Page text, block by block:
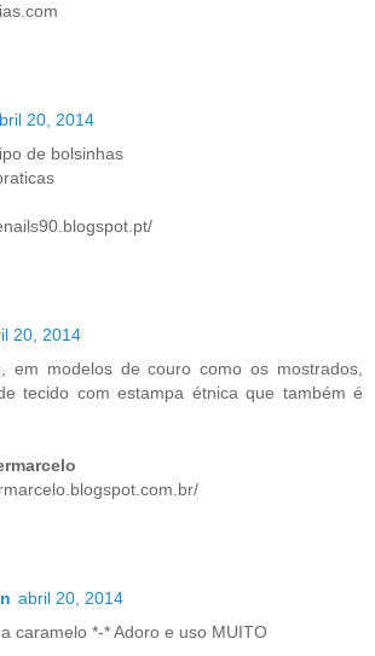
20, 2014
de bolsinhas
20, 2014
em modelos de couro como os mostrados,
tecido com estampa étnica que também é
abril 20, 2014
caramelo *-* Adoro e uso MUITO